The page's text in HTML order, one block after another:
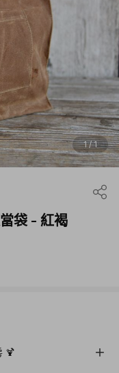
1 / 1
袋 - 紅褐
🍹